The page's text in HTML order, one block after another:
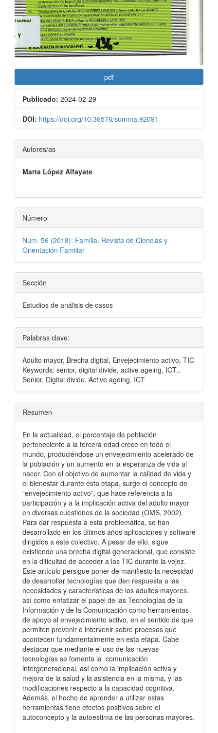
pdf
Publicado: 2024-02-29
DOI: https://doi.org/10.36576/summa.92091
Contenido
principal
del
artículo
Autores/as
Marta López Alfayate
Número
Núm. 56 (2018): Familia. Revista de Ciencias y
Orientación Familiar
Sección
Estudios de análisis de casos
Palabras clave:
Adulto mayor, Brecha digital, Envejecimiento activo, TIC
Keywords: senior, digital divide, active ageing, ICT.,
Senior, Digital divide, Active ageing, ICT
Resumen
En la actualidad, el porcentaje de población
perteneciente a la tercera edad crece en todo el
mundo, produciéndose un envejecimiento acelerado de
la población y un aumento en la esperanza de vida al
nacer. Con el objetivo de aumentar la calidad de vida y
el bienestar durante esta etapa, surge el concepto de
“envejecimiento activo”, que hace referencia a la
participación y a la implicación activa del adulto mayor
en diversas cuestiones de la sociedad (OMS, 2002).
Para dar respuesta a esta problemática, se han
desarrollado en los últimos años aplicaciones y software
dirigidos a este colectivo. A pesar de ello, sigue
existiendo una brecha digital generacional, que consiste
en la dificultad de acceder a las TIC durante la vejez.
Este artículo persigue poner de manifiesto la necesidad
de desarrollar tecnologías que den respuesta a las
necesidades y características de los adultos mayores,
así como enfatizar el papel de las Tecnologías de la
Información y de la Comunicación como herramientas
de apoyo al envejecimiento activo, en el sentido de que
permiten prevenir o intervenir sobre procesos que
acontecen fundamentalmente en esta etapa. Cabe
destacar que mediante el uso de las nuevas
tecnologías se fomenta la comunicación
intergeneracional, así como la implicación activa y
mejora de la salud y la asistencia en la misma, y las
modificaciones respecto a la capacidad cognitiva.
Además, el hecho de aprender a utilizar estas
herramientas tiene efectos positivos sobre el
autoconcepto y la autoestima de las personas mayores.